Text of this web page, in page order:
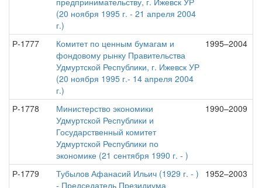
(20 ноября 1995 г. - 21 апреля 2004
г.)
Р-1777
Комитет по ценным бумагам и
фондовому рынку Правительства
Удмуртской Республики, г. Ижевск УР
(20 ноября 1995 г.- 14 апреля 2004
г.)
1995–2004
Р-1778
Министерство экономики
Удмуртской Республики и
Государственный комитет
Удмуртской Республики по
экономике (21 сентября 1990 г. - )
1990–2009
Р-1779
Тубылов Афанасий Ильич (1929 г. - )
- Председатель Президиума
1952–2003